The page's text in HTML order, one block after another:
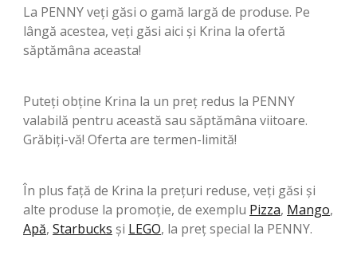
La PENNY veți găsi o gamă largă de produse. Pe
lângă acestea, veți găsi aici și Krina la ofertă
săptămâna aceasta!
Puteți obține Krina la un preț redus la PENNY
valabilă pentru această sau săptămâna viitoare.
Grăbiți-vă! Oferta are termen-limită!
În plus față de Krina la prețuri reduse, veți găsi și
alte produse la promoție, de exemplu Pizza, Mango,
Apă, Starbucks şi LEGO, la preț special la PENNY.